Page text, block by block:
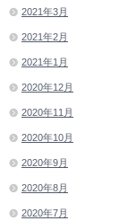
2021年3月
2021年2月
2021年1月
2020年12月
2020年11月
2020年10月
2020年9月
2020年8月
2020年7月